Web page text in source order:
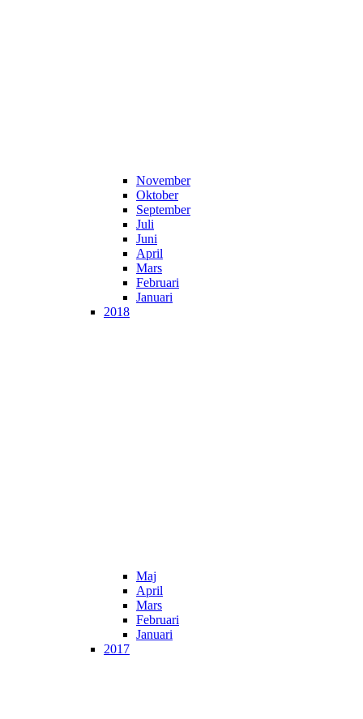
November
Oktober
September
Juli
Juni
April
Mars
Februari
Januari
2018
Maj
April
Mars
Februari
Januari
2017